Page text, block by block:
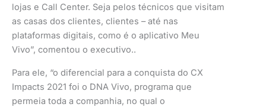
lojas e Call Center. Seja pelos técnicos que visitam
as casas dos clientes, clientes – até nas
plataformas digitais, como é o aplicativo Meu
Vivo”, comentou o executivo..
Para ele, “o diferencial para a conquista do CX
Impacts 2021 foi o DNA Vivo, programa que
permeia toda a companhia, no qual o